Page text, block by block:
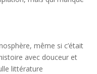
même si c’était
avec douceur et
littérature